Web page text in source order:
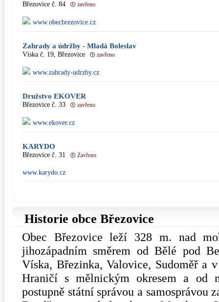
Březovice č. 84 zavřeno
www.obecbrezovice.cz
Zahrady a údržby - Mladá Boleslav
Víska č. 19, Březovice zavřeno
www.zahrady-udrzby.cz
Družstvo EKOVER
Březovice č. 33 zavřeno
www.ekover.cz
KARYDO
Březovice č. 31 Zavřeno
www.karydo.cz
Historie obce Březovice
Obec Březovice leží 328 m. nad
jihozápadním směrem od Bělé pod
Víska, Březinka, Valovice, Sudoměř a
Hraničí s mělnickým okresem a od
postupně státní správou a samosprávou